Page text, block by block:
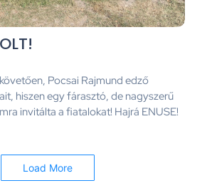
Pocsai Rajmund edző
hiszen egy fárasztó, de nagyszerű
invitálta a fiatalokat! Hajrá ENUSE!
Load More